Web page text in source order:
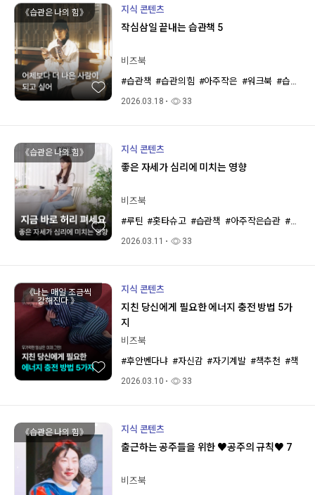
《습관은 나의 힘》 지식 콘텐츠
작심삼일 끝내는 습관책 5
비즈북
#습관책 #습관의힘 #아주작은 #워크북 #습관은나의힘
2026.03.18 33
《습관은 나의 힘》 지식 콘텐츠
좋은 자세가 심리에 미치는 영향
비즈북
#루틴 #홋타슈고 #습관책 #아주작은습관 #아마존베스트
2026.03.11 33
《나는 매일 조금씩
강해진다 》
지식 콘텐츠
지친 당신에게 필요한 에너지 충전 방법 5가
지
비즈북
#후안벤다냐 #자신감 #자기계발 #책추천 #책
2026.03.10 33
《습관은 나의 힘》 지식 콘텐츠
출근하는 공주들을 위한 ♥공주의 규칙♥ 7
비즈북